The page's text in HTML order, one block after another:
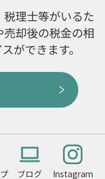
理士等がいるた
却後の税金の相
ができます。
ブログ Instagram